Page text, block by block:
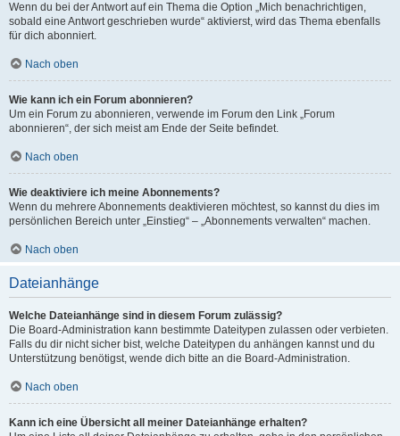
Wenn du bei der Antwort auf ein Thema die Option „Mich benachrichtigen,
sobald eine Antwort geschrieben wurde“ aktivierst, wird das Thema ebenfalls
für dich abonniert.
Nach oben
Wie kann ich ein Forum abonnieren?
Um ein Forum zu abonnieren, verwende im Forum den Link „Forum
abonnieren“, der sich meist am Ende der Seite befindet.
Nach oben
Wie deaktiviere ich meine Abonnements?
Wenn du mehrere Abonnements deaktivieren möchtest, so kannst du dies im
persönlichen Bereich unter „Einstieg“ – „Abonnements verwalten“ machen.
Nach oben
Dateianhänge
Welche Dateianhänge sind in diesem Forum zulässig?
Die Board-Administration kann bestimmte Dateitypen zulassen oder verbieten.
Falls du dir nicht sicher bist, welche Dateitypen du anhängen kannst und du
Unterstützung benötigst, wende dich bitte an die Board-Administration.
Nach oben
Kann ich eine Übersicht all meiner Dateianhänge erhalten?